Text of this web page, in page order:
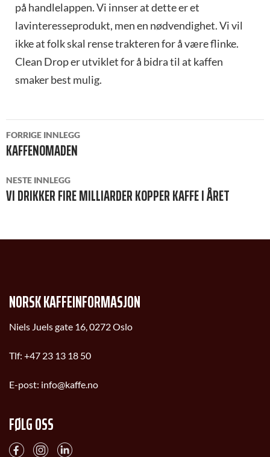
på handlelappen. Vi innser at dette er et
lavinteresseprodukt, men en nødvendighet. Vi vil
ikke at folk skal rense trakteren for å være flinke.
Clean Drop er utviklet for å bidra til at kaffen
smaker best mulig.
INNLEGGSNAVIGASJON
FORRIGE INNLEGG
KAFFENOMADEN
NESTE INNLEGG
VI DRIKKER FIRE MILLIARDER KOPPER KAFFE I ÅRET
NORSK KAFFEINFORMASJON
Niels Juels gate 16, 0272 Oslo
Tlf: +47 23 13 18 50
E-post: info@kaffe.no
FØLG OSS